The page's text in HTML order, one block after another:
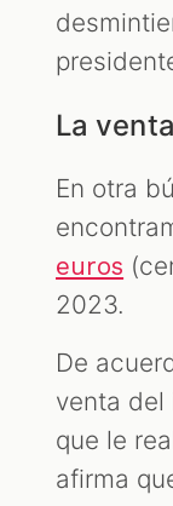
La
En otra
euros
2023.
De
venta del
que le
afirma